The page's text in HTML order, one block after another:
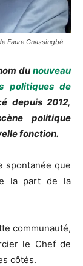
Faure Gnassingbé
dunouveau
politiques de
depuis 2012,
politique
fonction.
spontanée que
la part de la
communauté,
le Chef de
côtés.